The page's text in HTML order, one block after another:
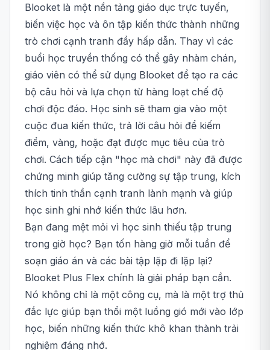
Blooket là một nền tảng giáo dục trực tuyến,
biến việc học và ôn tập kiến thức thành những
trò chơi cạnh tranh đầy hấp dẫn. Thay vì các
buổi học truyền thống có thể gây nhàm chán,
giáo viên có thể sử dụng Blooket để tạo ra các
bộ câu hỏi và lựa chọn từ hàng loạt chế độ
chơi độc đáo. Học sinh sẽ tham gia vào một
cuộc đua kiến thức, trả lời câu hỏi để kiếm
điểm, vàng, hoặc đạt được mục tiêu của trò
chơi. Cách tiếp cận "học mà chơi" này đã được
chứng minh giúp tăng cường sự tập trung, kích
thích tinh thần cạnh tranh lành mạnh và giúp
học sinh ghi nhớ kiến thức lâu hơn.
Bạn đang mệt mỏi vì học sinh thiếu tập trung
trong giờ học? Bạn tốn hàng giờ mỗi tuần để
soạn giáo án và các bài tập lặp đi lặp lại?
Blooket Plus Flex chính là giải pháp bạn cần.
Nó không chỉ là một công cụ, mà là một trợ thủ
đắc lực giúp bạn thổi một luồng gió mới vào lớp
học, biến những kiến thức khô khan thành trải
nghiệm đáng nhớ.